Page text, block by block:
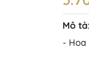
Mô tả:
- Hoa